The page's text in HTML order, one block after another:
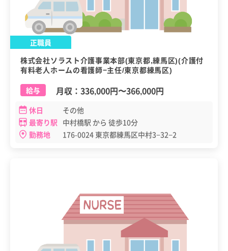
正職員
株式会社ソラスト介護事業本部(東京都,練馬区)(介護付
有料老人ホームの看護師−主任/東京都練馬区)
給与
月収： 336,000円〜366,000円
休日
その他
最寄り駅 中村橋駅 から 徒歩10分
勤務地
176-0024 東京都練馬区中村3−32−2